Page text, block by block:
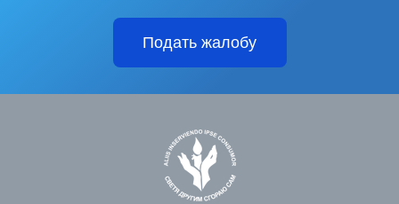
Подать жалобу